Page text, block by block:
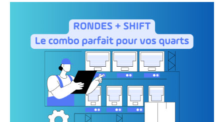
Shift
opérations